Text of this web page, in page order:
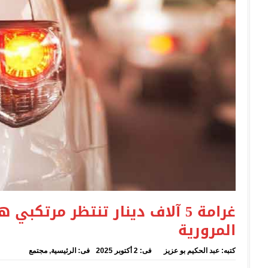
واسترجاع مركبة مسروقة بتلمسان
مواصلة الجزائر دعم المبادرات القارية لترقية الصحة العمومية
الانطلاق الرسمي لمشروع الشراكة في مجال حوكمة الهجرة
المحروقات انتعاش مداخيل الدعارة مقننة في الجزائر…
غرامة 5 آلاف دينار تنتظر
المرورية
كتبه: عبد الحكيم بو عزيز فى: 2 أكتوبر 2025 فى: الرئيسية, مجتمع